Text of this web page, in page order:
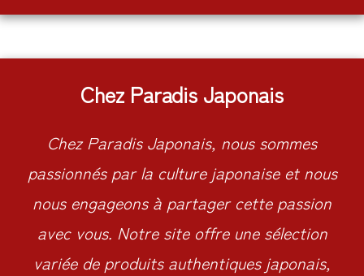
Chez Paradis Japonais
Chez Paradis Japonais, nous sommes
passionnés par la culture japonaise et nous
nous engageons à partager cette passion
avec vous. Notre site offre une sélection
variée de produits authentiques japonais,